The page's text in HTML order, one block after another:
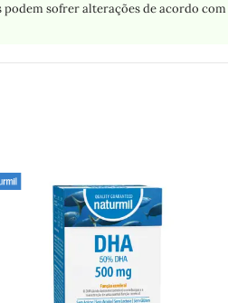
sofrer alterações de acordo